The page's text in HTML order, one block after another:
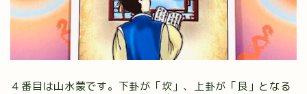
４番目は山水蒙です。下卦が「坎」、上卦が「艮」となる